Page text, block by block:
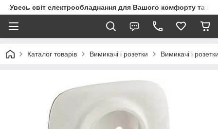
Увесь світ електрообладнання для Вашого комфорту та
Каталог товарів Вимикачі і розетки Вимикачі і